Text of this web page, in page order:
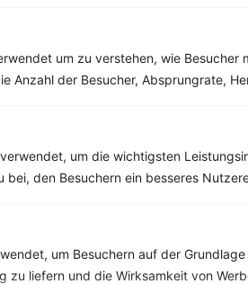
um zu verstehen, wie Besucher
Anzahl der Besucher, Absprungrate,
um die wichtigsten
bei, den Besuchern ein besseres
um Besuchern auf der
zu liefern und die Wirksamkeit von